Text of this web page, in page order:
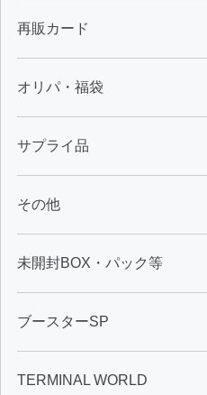
再販カード
オリパ・福袋
サプライ品
その他
未開封BOX・パック等
ブースターSP
TERMINAL WORLD